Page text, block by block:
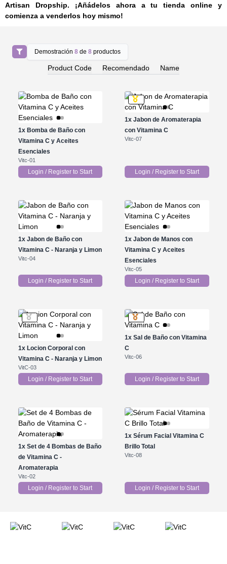
Artisan Dropship. ¡Añádelos ahora a tu tienda online y
comienza a venderlos hoy mismo!
Demostración8 de8 productos
Product Code Recomendado Name
1xBomba de Baño con
Vitamina C y Aceites
Esenciales
Vitc-01
Login / Register to Start
1x Jabon de Aromaterapia
con Vitamina C
Vitc-07
Login / Register to Start
1xJabon de Baño con
Vitamina C - Naranja y Limon
Vitc-04
Login / Register to Start
1x Jabon de Manos con
Vitamina C y Aceites
Esenciales
Vitc-05
Login / Register to Start
1xLocion Corporal con
Vitamina C - Naranja y Limon
VitC-03
Login / Register to Start
1x Sal de Baño con Vitamina
C
Vitc-06
Login / Register to Start
1xSet de 4 Bombas de Baño
de Vitamina C -
Aromaterapia
Vitc-02
Login / Register to Start
1x Sérum Facial Vitamina C
Brillo Total
Vitc-08
Login / Register to Start